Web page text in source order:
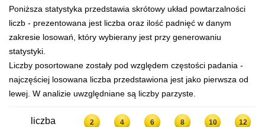
Poniższa statystyka przedstawia skrótowy układ powtarzalności
liczb - prezentowana jest liczba oraz ilość padnięć w danym
zakresie losowań, który wybierany jest przy generowaniu
statystyki.
Liczby posortowane zostały pod względem częstości padania -
najczęściej losowana liczba przedstawiona jest jako pierwsza od
lewej. W analizie uwzględniane są liczby parzyste.
liczba 2 4 6 8 10 12